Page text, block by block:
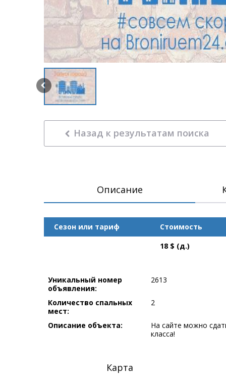
Назад к результатам поиска
Описание
Сезон или тариф
Стоимость
18 $ (д.)
Уникальный номер
объявления:
2613
Количество спальных
мест:
2
Описание объекта:
На сайте можно
класса!
Карта